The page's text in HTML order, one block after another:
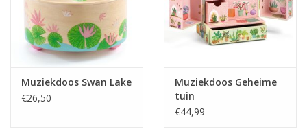
Muziekdoos Swan Lake
€26,50
Muziekdoos Geheime
tuin
€44,99